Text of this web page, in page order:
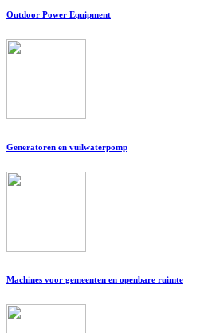
Outdoor Power Equipment
Generatoren en vuilwaterpomp
Machines voor gemeenten en openbare ruimte